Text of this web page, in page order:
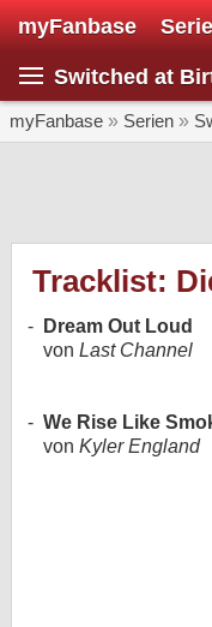
myFanbase
Switched at
myFanbase » Serien »
Tracklist:
-
Dream Out Loud
von Last Channel
- We Rise Like
von Kyler England